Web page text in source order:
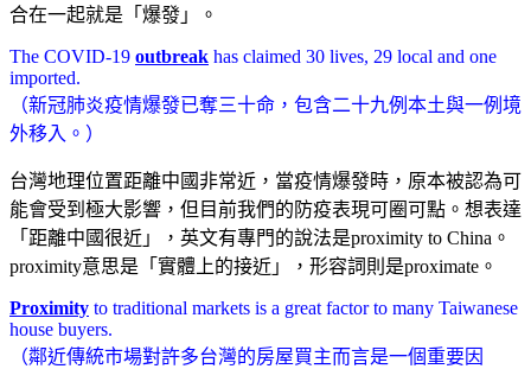
合在一起就是「爆發」。
The COVID-19 outbreak has claimed 30 lives, 29 local and one
imported.
（新冠肺炎疫情爆發已奪三十命，包含二十九例本土與一例境
外移入。）
台灣地理位置距離中國非常近，當疫情爆發時，原本被認為可
能會受到極大影響，但目前我們的防疫表現可圈可點。想表達
「距離中國很近」，英文有專門的說法是proximity to China。
proximity意思是「實體上的接近」，形容詞則是proximate。
Proximity to traditional markets is a great factor to many Taiwanese
house buyers.
（鄰近傳統市場對許多台灣的房屋買主而言是一個重要因